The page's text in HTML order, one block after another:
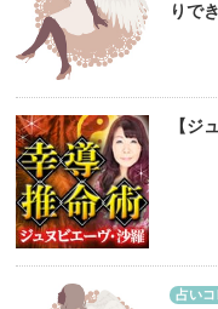
りで
【ジ
占い